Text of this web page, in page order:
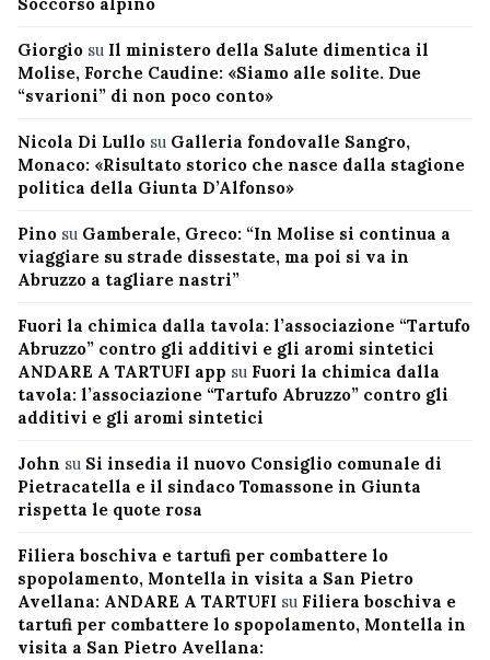
Soccorso alpino
Giorgio su Il ministero della Salute dimentica il
Molise, Forche Caudine: «Siamo alle solite. Due
“svarioni” di non poco conto»
Nicola Di Lullo su Galleria fondovalle Sangro,
Monaco: «Risultato storico che nasce dalla stagione
politica della Giunta D’Alfonso»
Pino su Gamberale, Greco: “In Molise si continua a
viaggiare su strade dissestate, ma poi si va in
Abruzzo a tagliare nastri”
Fuori la chimica dalla tavola: l’associazione “Tartufo
Abruzzo” contro gli additivi e gli aromi sintetici
ANDARE A TARTUFI app su Fuori la chimica dalla
tavola: l’associazione “Tartufo Abruzzo” contro gli
additivi e gli aromi sintetici
John su Si insedia il nuovo Consiglio comunale di
Pietracatella e il sindaco Tomassone in Giunta
rispetta le quote rosa
Filiera boschiva e tartufi per combattere lo
spopolamento, Montella in visita a San Pietro
Avellana: ANDARE A TARTUFI su Filiera boschiva e
tartufi per combattere lo spopolamento, Montella in
visita a San Pietro Avellana: